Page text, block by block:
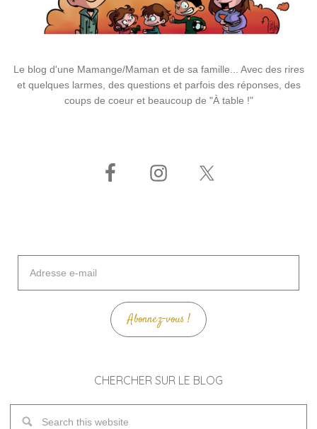
Le blog d'une Mamange/Maman et de sa famille... Avec des rires
et quelques larmes, des questions et parfois des réponses, des
coups de coeur et beaucoup de "À table !"
mail
Abonnez-vous !
CHERCHER SUR LE BLOG